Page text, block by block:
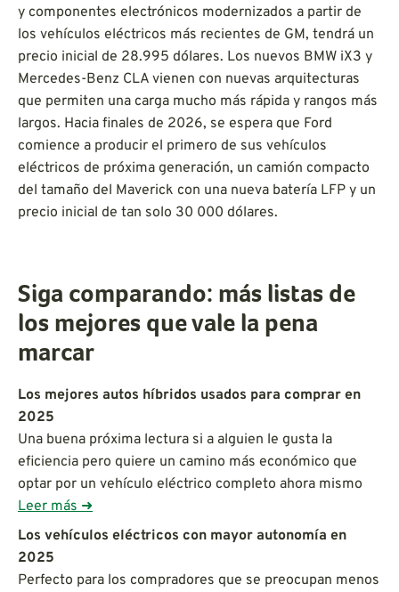
y componentes electrónicos modernizados a partir de
los vehículos eléctricos más recientes de GM, tendrá un
precio inicial de 28.995 dólares. Los nuevos BMW iX3 y
Mercedes-Benz CLA vienen con nuevas arquitecturas
que permiten una carga mucho más rápida y rangos más
largos. Hacia finales de 2026, se espera que Ford
comience a producir el primero de sus vehículos
eléctricos de próxima generación, un camión compacto
del tamaño del Maverick con una nueva batería LFP y un
precio inicial de tan solo 30 000 dólares.
Siga comparando: más listas de
los mejores que vale la pena
marcar
Los mejores autos híbridos usados para comprar en
2025
Una buena próxima lectura si a alguien le gusta la
eficiencia pero quiere un camino más económico que
optar por un vehículo eléctrico completo ahora mismo
Leer más ➜
Los vehículos eléctricos con mayor autonomía en
2025
Perfecto para los compradores que se preocupan menos